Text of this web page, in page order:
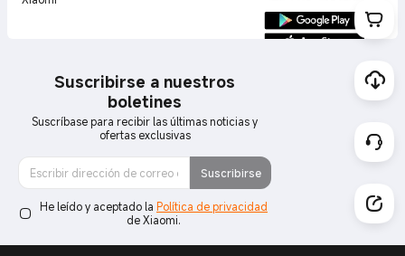
Suscribirse a nuestros
boletines
Suscríbase para recibir las últimas noticias y
ofertas exclusivas
Suscribirse
He leído y aceptado la Política de privacidad
de Xiaomi.